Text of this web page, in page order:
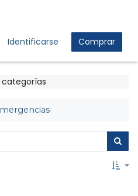
Identificarse Comprar